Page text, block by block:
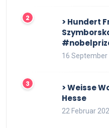
> Hundert
16 September
> Weisse
Hesse
22 Februar